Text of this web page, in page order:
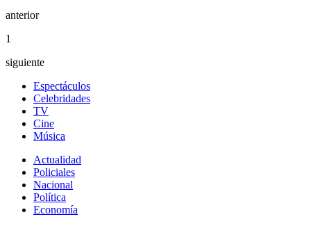
anterior
1
siguiente
Espectáculos
Celebridades
TV
Cine
Música
Actualidad
Policiales
Nacional
Política
Economía